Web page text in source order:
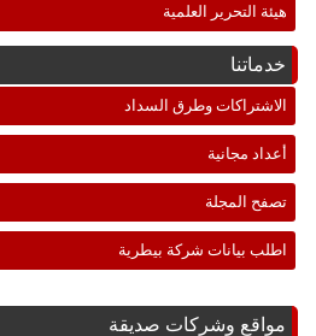
هيئة التحرير العلمية
خدماتنا
الاشتراكات وطرق السداد
أعداد مجانية
تصفح المجلة
اطلب بيانات شركة بيطرية
مواقع وشركات صديقة